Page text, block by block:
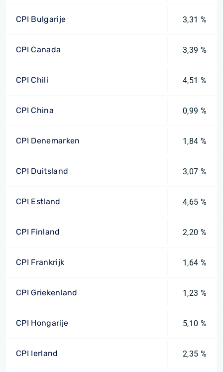
CPI Bulgarije 3,31 %
CPI Canada 3,39 %
CPI Chili 4,51 %
CPI China 0,99 %
CPI Denemarken 1,84 %
CPI Duitsland 3,07 %
CPI Estland 4,65 %
CPI Finland 2,20 %
CPI Frankrijk 1,64 %
CPI Griekenland 1,23 %
CPI Hongarije 5,10 %
CPI Ierland 2,35 %